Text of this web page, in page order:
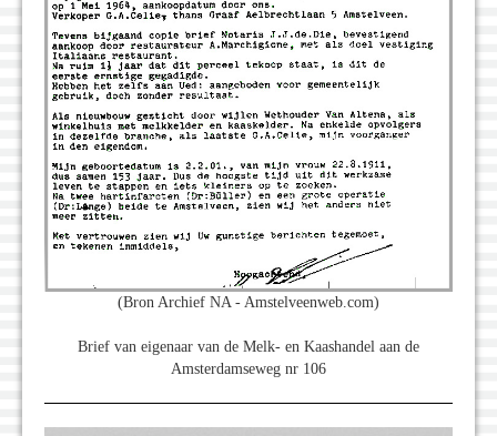
(Bron Archief NA - Amstelveenweb.com)
Brief van eigenaar van de Melk- en Kaashandel aan de
Amsterdamseweg nr 106